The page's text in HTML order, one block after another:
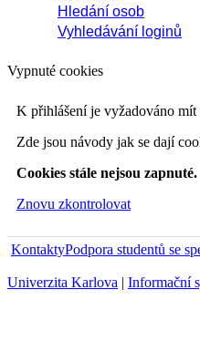
Hledání osob
Vyhledávání loginů
Vypnuté cookies
K přihlášení je vyžadováno
Zde jsou návody jak se dají
Cookies stále nejsou zapnuté.
Znovu zkontrolovat
KontaktyPodpora studentů se
Univerzita Karlova | Informační